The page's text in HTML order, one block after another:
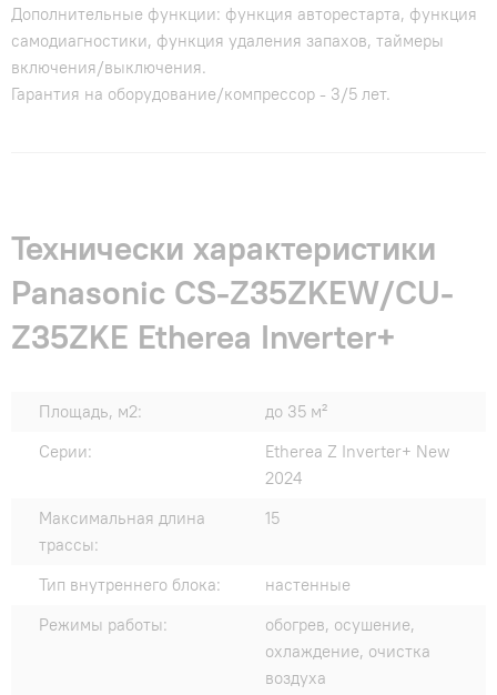
Дополнительные функции: функция авторестарта, функция
самодиагностики, функция удаления запахов, таймеры
включения/выключения.
Гарантия на оборудование/компрессор - 3/5 лет.
Технически характеристики
Panasonic CS-Z35ZKEW/CU-
Z35ZKE Etherea Inverter+
Площадь, м2:
до 35 м²
Серии:
Etherea Z Inverter+ New
2024
Максимальная длина
трассы:
15
Тип внутреннего блока:
настенные
Режимы работы:
обогрев, осушение,
охлаждение, очистка
воздуха